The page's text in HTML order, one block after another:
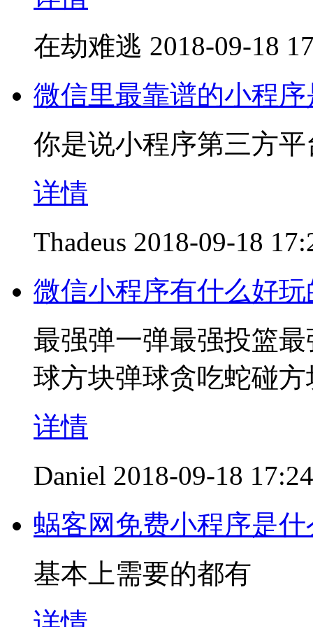
在劫难逃 2018-09-18
微信里最靠谱的小程
你是说小程序第三方
详情
Thadeus 2018-09-18
微信小程序有什么好
最强弹一弹最强投篮
球方块弹球贪吃蛇碰方
详情
Daniel 2018-09-18 17:24
蜗客网免费小程序是
基本上需要的都有